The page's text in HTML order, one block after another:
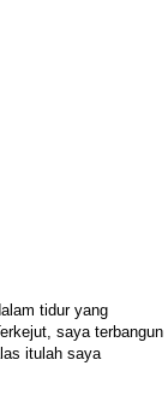
tidur yang
saya terbangun
itulah saya